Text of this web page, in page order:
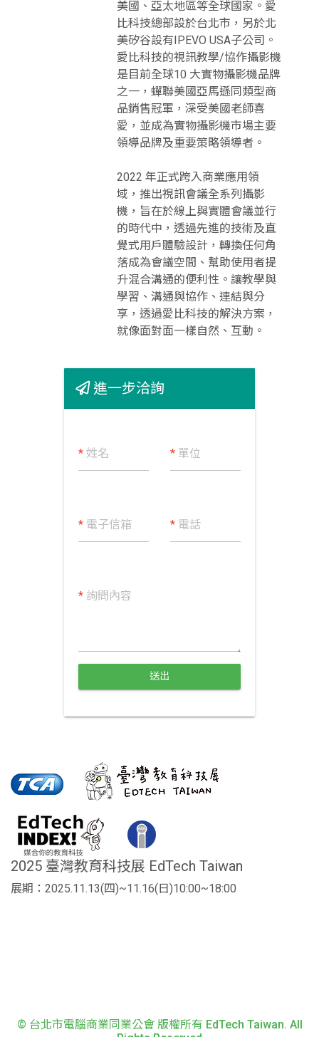
美國、亞太地區等全球國家。愛
比科技總部設於台北市，另於北
美矽谷設有IPEVO USA子公司。
愛比科技的視訊教學/協作攝影機
是目前全球10 大實物攝影機品牌
之一，蟬聯美國亞馬遜同類型商
品銷售冠軍，深受美國老師喜
愛，並成為實物攝影機市場主要
領導品牌及重要策略領導者。
2022 年正式跨入商業應用領
域，推出視訊會議全系列攝影
機，旨在於線上與實體會議並行
的時代中，透過先進的技術及直
覺式用戶體驗設計，轉換任何角
落成為會議空間、幫助使用者提
升混合溝通的便利性。讓教學與
學習、溝通與協作、連結與分
享，透過愛比科技的解決方案，
就像面對面一樣自然、互動。
進一步洽詢
*姓名 * 單位
*電子信箱 * 電話
*詢問內容
送出
2025 臺灣教育科技展 EdTech Taiwan
展期：2025.11.13(四)~11.16(日)10:00~18:00
© 台北市電腦商業同業公會 版權所有 EdTech Taiwan. All